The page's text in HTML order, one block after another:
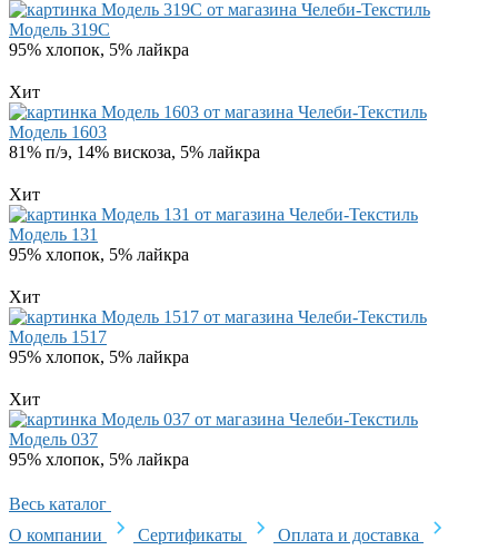
Модель 319C
95% хлопок, 5% лайкра
Хит
Модель 1603
81% п/э, 14% вискоза, 5% лайкра
Хит
Модель 131
95% хлопок, 5% лайкра
Хит
Модель 1517
95% хлопок, 5% лайкра
Хит
Модель 037
95% хлопок, 5% лайкра
Весь каталог
О компании
Сертификаты
Оплата и доставка